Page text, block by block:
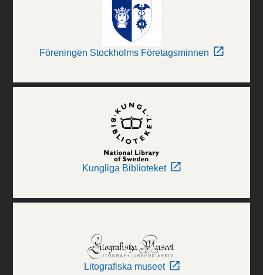
Föreningen Stockholms Företagsminnen
Kungliga Biblioteket
Litografiska museet